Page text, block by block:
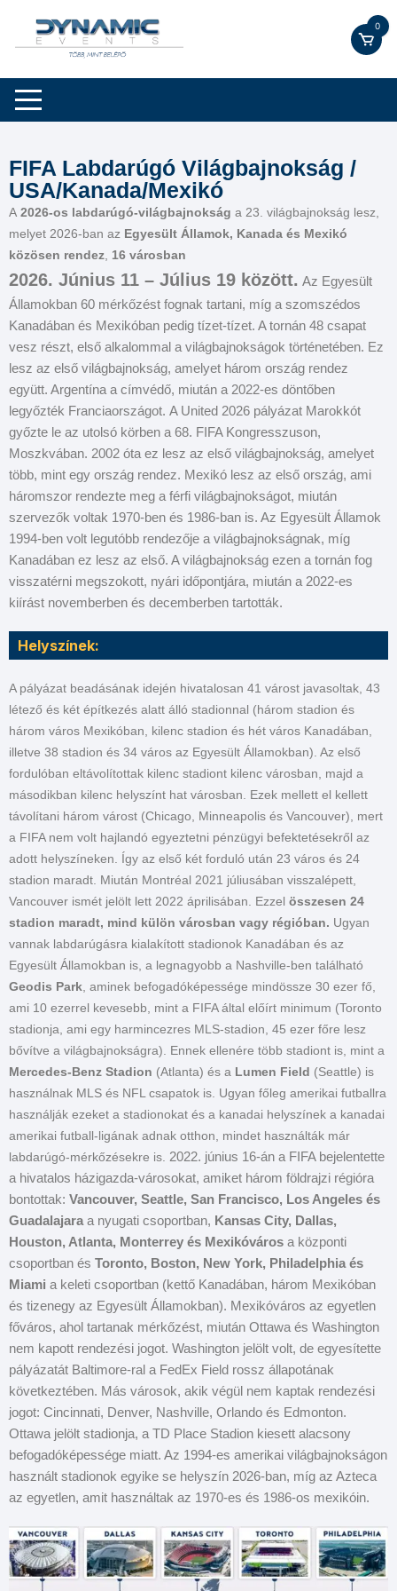
0
FIFA Labdarúgó Világbajnokság /
USA/Kanada/Mexikó
A 2026-os labdarúgó-világbajnokság a 23. világbajnokság lesz,
melyet 2026-ban az Egyesült Államok, Kanada és Mexikó
közösen rendez 16 városban
2026. Június 11 – Július 19 között. Az Egyesült
Államokban 60 mérkőzést fognak tartani, míg a szomszédos
Kanadában és Mexikóban pedig tízet-tízet. A tornán 48 csapat
vesz részt, első alkalommal a világbajnokságok történetében. Ez
lesz az első világbajnokság, amelyet három ország rendez
együtt. Argentína a címvédő, miután a 2022-es döntőben
legyőzték Franciaországot. A United 2026 pályázat Marokkót
győzte le az utolsó körben a 68. FIFA Kongresszuson,
Moszkvában. 2002 óta ez lesz az első világbajnokság, amelyet
több, mint egy ország rendez. Mexikó lesz az első ország, ami
háromszor rendezte meg a férfi világbajnokságot, miután
szervezők voltak 1970-ben és 1986-ban is. Az Egyesült Államok
1994-ben volt legutóbb rendezője a világbajnokságnak, míg
Kanadában ez lesz az első. A világbajnokság ezen a tornán fog
visszatérni megszokott, nyári időpontjára, miután a 2022-es
kiírást novemberben és decemberben tartották.
Helyszínek:
A pályázat beadásának idején hivatalosan 41 várost javasoltak, 43
létező és két építkezés alatt álló stadionnal (három stadion és
három város Mexikóban, kilenc stadion és hét város Kanadában,
illetve 38 stadion és 34 város az Egyesült Államokban). Az első
fordulóban eltávolítottak kilenc stadiont kilenc városban, majd a
másodikban kilenc helyszínt hat városban. Ezek mellett el kellett
távolítani három várost (Chicago, Minneapolis és Vancouver), mert
a FIFA nem volt hajlandó egyeztetni pénzügyi befektetésekről az
adott helyszíneken.
Így az első két forduló után 23 város és 24
stadion maradt. Miután Montréal 2021 júliusában visszalépett,
Vancouver ismét jelölt lett 2022 áprilisában. Ezzel összesen 24
stadion maradt, mind külön városban vagy régióban. Ugyan
vannak labdarúgásra kialakított stadionok Kanadában és az
Egyesült Államokban is, a legnagyobb a Nashville-ben található
Geodis Park , aminek befogadóképessége mindössze 30 ezer fő,
ami 10 ezerrel kevesebb, mint a FIFA által előírt minimum (Toronto
stadionja, ami egy harmincezres MLS-stadion, 45 ezer főre lesz
bővítve a világbajnokságra). Ennek ellenére több stadiont is, mint a
Mercedes-Benz Stadion (Atlanta) és a Lumen Field (Seattle) is
használnak MLS és NFL csapatok is. Ugyan főleg amerikai futballra
használják ezeket a stadionokat és a kanadai helyszínek a kanadai
amerikai futball-ligának adnak otthon, mindet használták már
labdarúgó-mérkőzésekre is. 2022. június 16-án a FIFA bejelentette
a hivatalos házigazda-városokat, amiket három földrajzi régióra
bontottak: Vancouver, Seattle, San Francisco, Los Angeles és
Guadalajara a nyugati csoportban, Kansas City, Dallas,
Houston, Atlanta, Monterrey és Mexikóváros a központi
csoportban és Toronto, Boston, New York, Philadelphia és
Miami a keleti csoportban (kettő Kanadában, három Mexikóban
és tizenegy az Egyesült Államokban). Mexikóváros az egyetlen
főváros, ahol tartanak mérkőzést, miután Ottawa és Washington
nem kapott rendezési jogot. Washington jelölt volt, de egyesítette
pályázatát Baltimore-ral a FedEx Field rossz állapotának
következtében. Más városok, akik végül nem kaptak rendezési
jogot: Cincinnati, Denver, Nashville, Orlando és Edmonton.
Ottawa jelölt stadionja, a TD Place Stadion kiesett alacsony
befogadóképessége miatt. Az 1994-es amerikai világbajnokságon
használt stadionok egyike se helyszín 2026-ban, míg az Azteca
az egyetlen, amit használtak az 1970-es és 1986-os mexikóin.